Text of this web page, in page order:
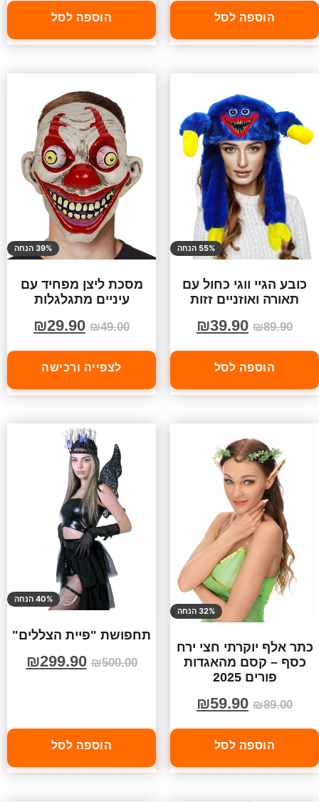
הוספה לסל הוספה לסל
55% הנחה
כובע הגיי ווגי כחול עם
תאורה ואוזניים זזות
₪89.90
₪39.90
הוספה לסל
39% הנחה
מסכת ליצן מפחיד עם
עיניים מתגלגלות
₪49.00
₪29.90
לצפייה ורכישה
32% הנחה
כתר אלף יוקרתי חצי ירח
כסף – קסם מהאגדות
פורים 2025
₪89.00
₪59.90
הוספה לסל
40% הנחה
תחפושת "פיית הצללים"
₪500.00
₪299.90
הוספה לסל